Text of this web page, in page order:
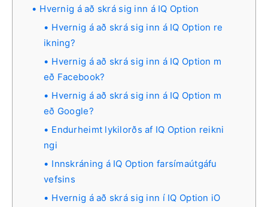
Hvernig á að skrá sig inn á IQ Option
Hvernig á að skrá sig inn á IQ Option re
ikning?
Hvernig á að skrá sig inn á IQ Option m
eð Facebook?
Hvernig á að skrá sig inn á IQ Option m
eð Google?
Endurheimt lykilorðs af IQ Option reikni
ngi
Innskráning á IQ Option farsímaútgáfu
vefsins
Hvernig á að skrá sig inn í IQ Option iO